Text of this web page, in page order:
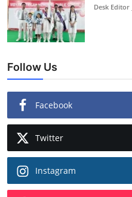
Desk Editor
Follow Us
Facebook
Twitter
Instagram